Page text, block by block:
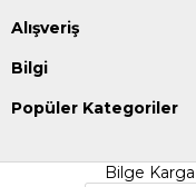
Alışveriş
Bilgi
Popüler Kategoriler
Bilge